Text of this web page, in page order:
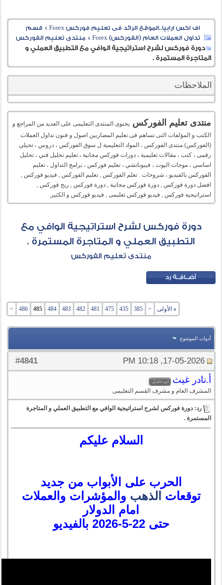
اف اكس ارابيا..الموقع الرائد فى تعليم فوركس Forex > قسم
تداول العملات العام (الفوركس) Forex
> منتدى تعليم الفوركس
دورة فوركس لشرح استراتيجية الوافي مع التطبيق العملي و
المتاجرة المستمرة .
الملاحظات
منتدى تعليم الفوركس يحتوى المنتدى التعليمى على العديد من المراجع و
الكتب و المؤلفات التى تساهم فى تعليم المضاربين اصول و فنون تداول العملات
(الفوركس) منتدى الفوركس ، المواد التعليمية ل سوق الفوركس ، دروس ، تحيلي
رقمى ، كتب ، مقالات تعليمية ، دورات فوركس مجانية ، تعليم تحليل فني ، تحليل
اساسي ، موجات اليوت ، فيبوناتشي ، تعليم فوركس ، برامج التداول ، تعليم
الفوركس بالفيديو ، شروحات . تعلم الفوركس , تعليم الفوركس , فيديو فوركس ,
افضل دورة فوركس , دورة فوركس مجانية , دورة فوركس , ربح فوركس ,
استراتيجية فوركس , فيديو فوركس تعليمى , فيديو فوركس و الكثير.
دورة فوركس لشرح استراتيجية الوافي مع
التطبيق العملي و المتاجرة المستمرة .
منتدى تعليم الفوركس
«الأولى <
385
435
475
481
482
483
484
485
486
>
أدوات الموضوع
#
4841 17-05-2026, 10:18 PM
أ.نادر غيث
المشرف العام و مشرف القسم التعليمى
رد: دورة فوركس لشرح استراتيجية الوافي مع التطبيق العملي و المتاجرة
المستمرة .
السلام عليكم
الحرب على الأبواب من جديد
توقعات الذهب والمؤشرات والعملات
امام الدولار
حتى 22-5-2026 بالفيديو